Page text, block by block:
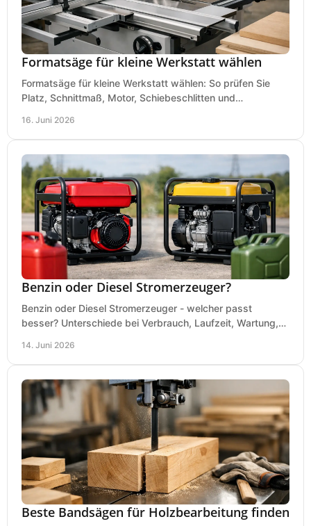
Formatsäge für kleine Werkstatt wählen
Formatsäge für kleine Werkstatt wählen: So prüfen Sie
Platz, Schnittmaß, Motor, Schiebeschlitten und
16. Juni 2026
Benzin oder Diesel Stromerzeuger?
Benzin oder Diesel Stromerzeuger - welcher passt
besser? Unterschiede bei Verbrauch, Laufzeit, Wartung,
14. Juni 2026
Beste Bandsägen für Holzbearbeitung finden